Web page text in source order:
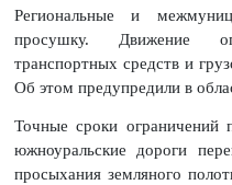
Региональные и
просушку. Движение
транспортных средств и
Об этом предупредили в
Точные сроки ограничений
южноуральские дороги
просыхания земляного